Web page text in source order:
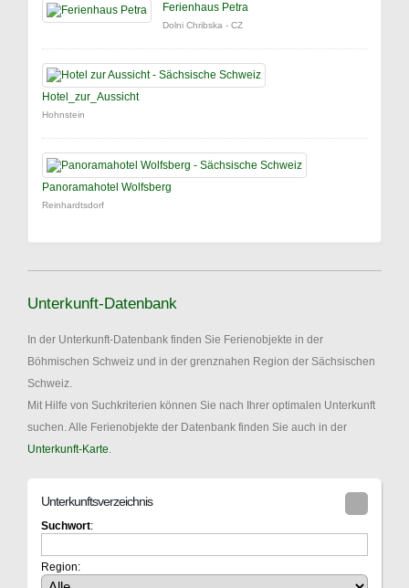
Ferienhaus Petra
Dolni Chribska - CZ
Hotel_zur_Aussicht
Hohnstein
Panoramahotel Wolfsberg
Reinhardtsdorf
Unterkunft-Datenbank
In der Unterkunft-Datenbank finden Sie Ferienobjekte in der
Böhmischen Schweiz und in der grenznahen Region der Sächsischen
Schweiz.
Mit Hilfe von Suchkriterien können Sie nach Ihrer optimalen Unterkunft
suchen. Alle Ferienobjekte der Datenbank finden Sie auch in der
Unterkunft-Karte
Unterkunftsverzeichnis
Suchwort:
Region: